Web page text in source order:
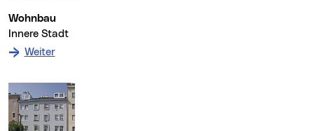
Wohnbau
Innere Stadt
Weiter: zum Denkmal Wohnbau